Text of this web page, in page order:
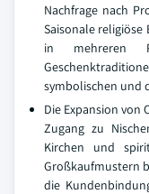
Nachfrage nach
Saisonale religiöse
in mehreren
symbolischen und
Die Expansion
Zugang zu
Kirchen und
Großkaufmustern
die